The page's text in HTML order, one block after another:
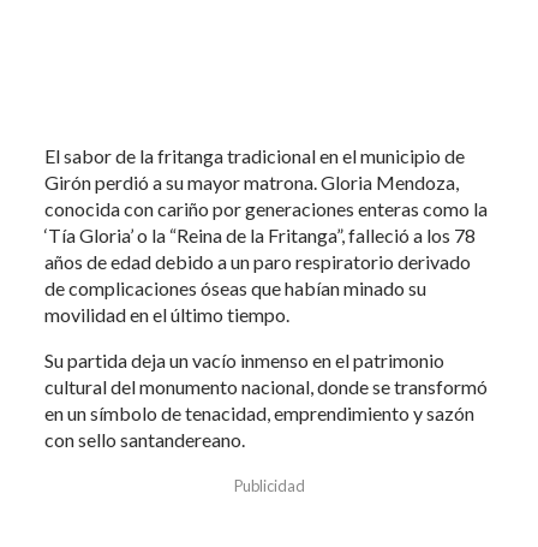
El sabor de la fritanga tradicional en el municipio de
Girón perdió a su mayor matrona. Gloria Mendoza,
conocida con cariño por generaciones enteras como la
‘Tía Gloria’ o la “Reina de la Fritanga”, falleció a los 78
años de edad debido a un paro respiratorio derivado
de complicaciones óseas que habían minado su
movilidad en el último tiempo.
Su partida deja un vacío inmenso en el patrimonio
cultural del monumento nacional, donde se transformó
en un símbolo de tenacidad, emprendimiento y sazón
con sello santandereano.
Publicidad